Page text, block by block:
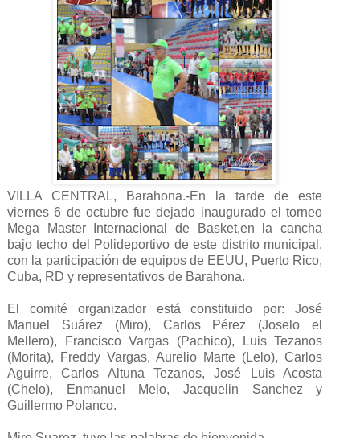
VILLA CENTRAL, Barahona.-En la tarde de este
viernes 6 de octubre fue dejado inaugurado el torneo
Mega Master Internacional de Basket,en la cancha
bajo techo del Polideportivo de este distrito municipal,
con la participación de equipos de EEUU, Puerto Rico,
Cuba, RD y representativos de Barahona.
El comité organizador está constituido por: José
Manuel Suárez (Miro), Carlos Pérez (Joselo el
Mellero), Francisco Vargas (Pachico), Luis Tezanos
(Morita), Freddy Vargas, Aurelio Marte (Lelo), Carlos
Aguirre, Carlos Altuna Tezanos, José Luis Acosta
(Chelo), Enmanuel Melo, Jacquelin Sanchez y
Guillermo Polanco.